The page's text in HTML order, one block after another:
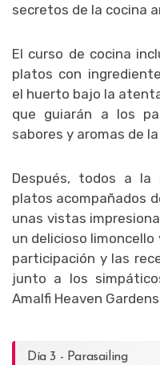
secretos de la cocina
El curso de cocina
platos con
el huerto bajo la
que guiarán a los
sabores y aromas de
Después, todos a
platos acompañados
unas vistas
un delicioso
participación y las
junto a los
Amalfi Heaven
Día 3 - Parasailing